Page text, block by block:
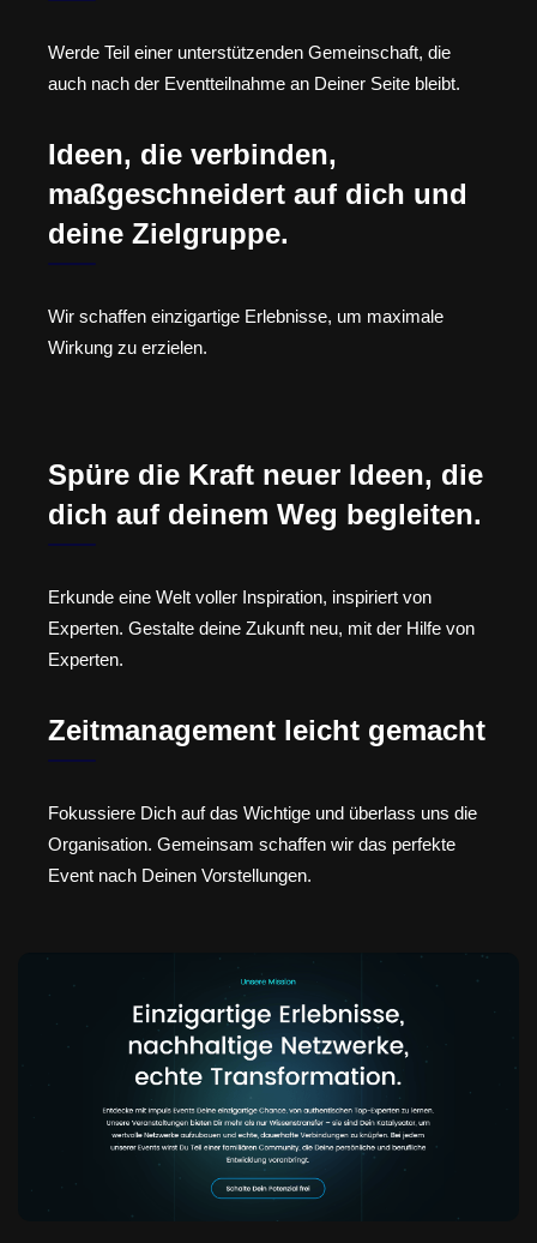
Werde Teil einer unterstützenden Gemeinschaft, die
auch nach der Eventteilnahme an Deiner Seite bleibt.
Ideen, die verbinden,
maßgeschneidert auf dich und
deine Zielgruppe.
Wir schaffen einzigartige Erlebnisse, um maximale
Wirkung zu erzielen.
Spüre die Kraft neuer Ideen, die
dich auf deinem Weg begleiten.
Erkunde eine Welt voller Inspiration, inspiriert von
Experten. Gestalte deine Zukunft neu, mit der Hilfe von
Experten.
Zeitmanagement leicht gemacht
Fokussiere Dich auf das Wichtige und überlass uns die
Organisation. Gemeinsam schaffen wir das perfekte
Event nach Deinen Vorstellungen.